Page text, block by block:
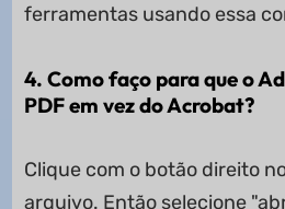
ferramentas usando essa
4. Como faço para que o
PDF em vez do Acrobat?
Clique com o botão direito
arquivo. Então selecione